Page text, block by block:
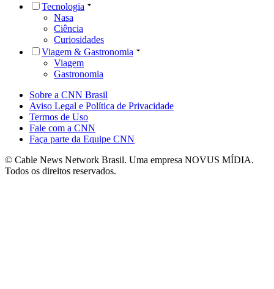
Tecnologia
Nasa
Ciência
Curiosidades
Viagem & Gastronomia
Viagem
Gastronomia
Sobre a CNN Brasil
Aviso Legal e Política de Privacidade
Termos de Uso
Fale com a CNN
Faça parte da Equipe CNN
© Cable News Network Brasil. Uma empresa NOVUS MÍDIA.
Todos os direitos reservados.